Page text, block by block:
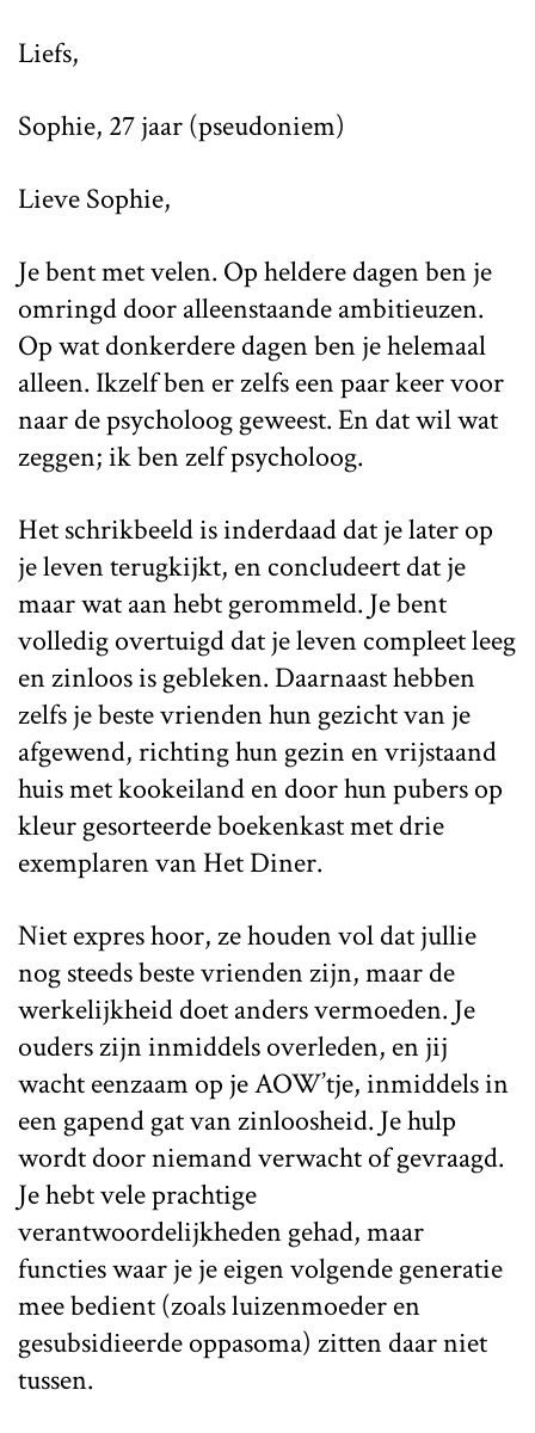
Liefs,
Sophie, 27 jaar (pseudoniem)
Lieve Sophie,
Je bent met velen. Op heldere dagen ben je
omringd door alleenstaande ambitieuzen.
Op wat donkerdere dagen ben je helemaal
alleen. Ikzelf ben er zelfs een paar keer voor
naar de psycholoog geweest. En dat wil wat
zeggen; ik ben zelf psycholoog.
Het schrikbeeld is inderdaad dat je later op
je leven terugkijkt, en concludeert dat je
maar wat aan hebt gerommeld. Je bent
volledig overtuigd dat je leven compleet leeg
en zinloos is gebleken. Daarnaast hebben
zelfs je beste vrienden hun gezicht van je
afgewend, richting hun gezin en vrijstaand
huis met kookeiland en door hun pubers op
kleur gesorteerde boekenkast met drie
exemplaren van Het Diner.
Niet expres hoor, ze houden vol dat jullie
nog steeds beste vrienden zijn, maar de
werkelijkheid doet anders vermoeden. Je
ouders zijn inmiddels overleden, en jij
wacht eenzaam op je AOW’tje, inmiddels in
een gapend gat van zinloosheid. Je hulp
wordt door niemand verwacht of gevraagd.
Je hebt vele prachtige
verantwoordelijkheden gehad, maar
functies waar je je eigen volgende generatie
mee bedient (zoals luizenmoeder en
gesubsidieerde oppasoma) zitten daar niet
tussen.